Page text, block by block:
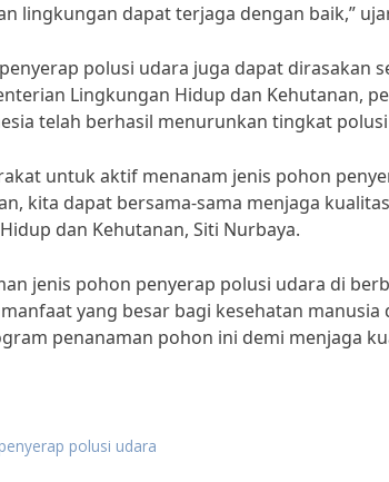
lingkungan dapat terjaga dengan baik,”
polusi udara juga dapat dirasakan
Lingkungan Hidup dan Kehutanan,
telah berhasil menurunkan tingkat
untuk aktif menanam jenis pohon
kita dapat bersama-sama menjaga
dan Kehutanan, Siti Nurbaya.
jenis pohon penyerap polusi udara di
yang besar bagi kesehatan manusia
penanaman pohon ini demi menjaga
polusi udara